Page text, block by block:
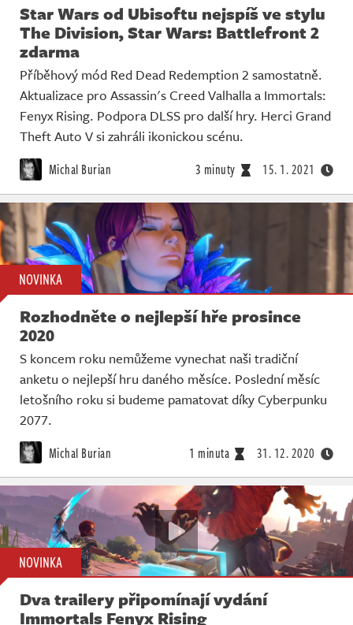
Star Wars od Ubisoftu nejspíš ve stylu
The Division, Star Wars: Battlefront 2
zdarma
Příběhový mód Red Dead Redemption 2 samostatně.
Aktualizace pro Assassin's Creed Valhalla a Immortals:
Fenyx Rising. Podpora DLSS pro další hry. Herci Grand
Theft Auto V si zahráli ikonickou scénu.
Michal Burian 3 minuty 15. 1. 2021
NOVINKA
Rozhodněte o nejlepší hře prosince
2020
S koncem roku nemůžeme vynechat naši tradiční
anketu o nejlepší hru daného měsíce. Poslední měsíc
letošního roku si budeme pamatovat díky Cyberpunku
2077.
Michal Burian 1 minuta 31. 12. 2020
NOVINKA
Dva trailery připomínají vydání
Immortals Fenyx Rising